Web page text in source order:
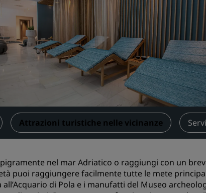
Destinazioni per eventi
Soluzioni di settore
Cerca voli
Cerca voli
Ristorazione
Cerca un ristorante
App Radisson Hotels
Attrazioni turistiche nelle vicinanze
nel mar Adriatico o raggiungi con un
puoi raggiungere facilmente tutte le mete
all’Acquario di Pola e i manufatti del Museo